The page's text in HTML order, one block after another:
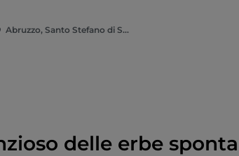
Abruzzo, Santo Stefano di Sessanio
delle erbe